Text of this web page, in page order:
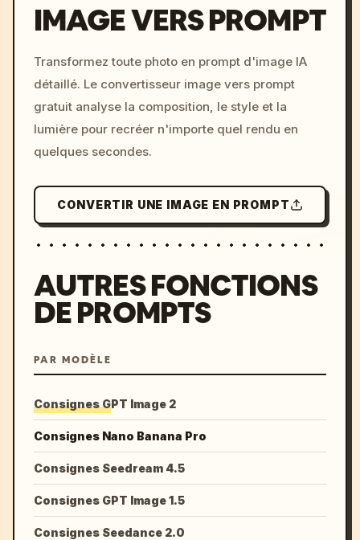
c, cyberpunk sunset, neon
colors, 8k --v 6.0
IMAGE VERS PROMPT
Transformez toute photo en prompt d'image IA
détaillé. Le convertisseur image vers prompt
gratuit analyse la composition, le style et la
lumière pour recréer n'importe quel rendu en
quelques secondes.
CONVERTIR UNE IMAGE EN PROMPT
AUTRES FONCTIONS
DE PROMPTS
PAR MODÈLE
Consignes GPT Image 2
Consignes Nano Banana Pro
Consignes Seedream 4.5
Consignes GPT Image 1.5
Consignes Seedance 2.0